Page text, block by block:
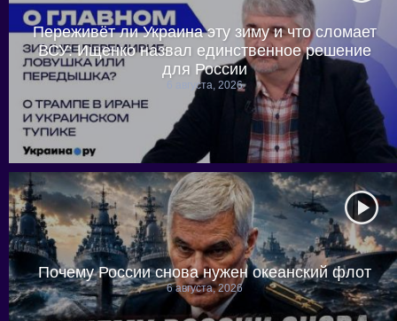
Переживёт ли Украина эту зиму и что сломает
ВСУ: Ищенко назвал единственное решение
для России
6 августа, 2026
Почему России снова нужен океанский флот
6 августа, 2026